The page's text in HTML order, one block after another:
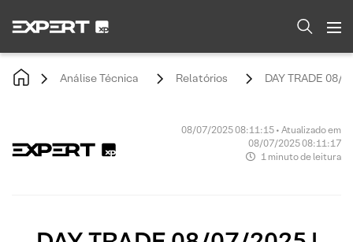
Análise Técnica Relatórios DAY TRADE 08/
08/07/2025 08:11:15 • Atualizado em
08/07/2025 08:11:17
1 minuto de leitura